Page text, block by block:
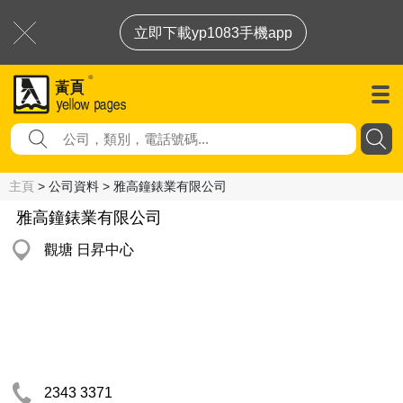
立即下載yp1083手機app
主頁 > 公司資料 > 雅高鐘錶業有限公司
雅高鐘錶業有限公司
觀塘 日昇中心
2343 3371